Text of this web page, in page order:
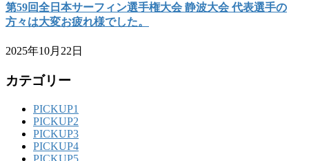
第59回全日本サーフィン選手権大会 静波大会 代表選手の
方々は大変お疲れ様でした。
2025年10月22日
カテゴリー
PICKUP1
PICKUP2
PICKUP3
PICKUP4
PICKUP5